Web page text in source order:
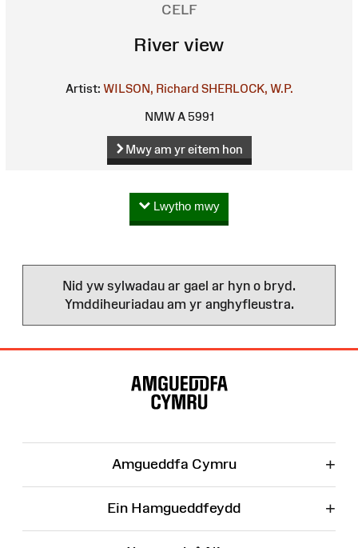
CELF
River view
Artist: WILSON, Richard SHERLOCK, W.P.
NMW A 5991
Mwy am yr eitem hon
Lwytho mwy
Nid yw sylwadau ar gael ar hyn o bryd.
Ymddiheuriadau am yr anghyfleustra.
Amgueddfa Cymru +
Ein Hamgueddfeydd +